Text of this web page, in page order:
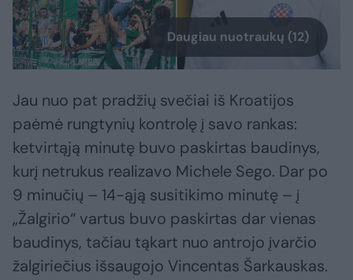
Daugiau nuotraukų (12)
Jau nuo pat pradžių svečiai iš Kroatijos
paėmė rungtynių kontrolę į savo rankas:
ketvirtąją minutę buvo paskirtas baudinys,
kurį netrukus realizavo Michele Sego. Dar po
9 minučių – 14-ąją susitikimo minutę – į
„Žalgirio“ vartus buvo paskirtas dar vienas
baudinys, tačiau tąkart nuo antrojo įvarčio
žalgiriečius išsaugojo Vincentas Šarkauskas.